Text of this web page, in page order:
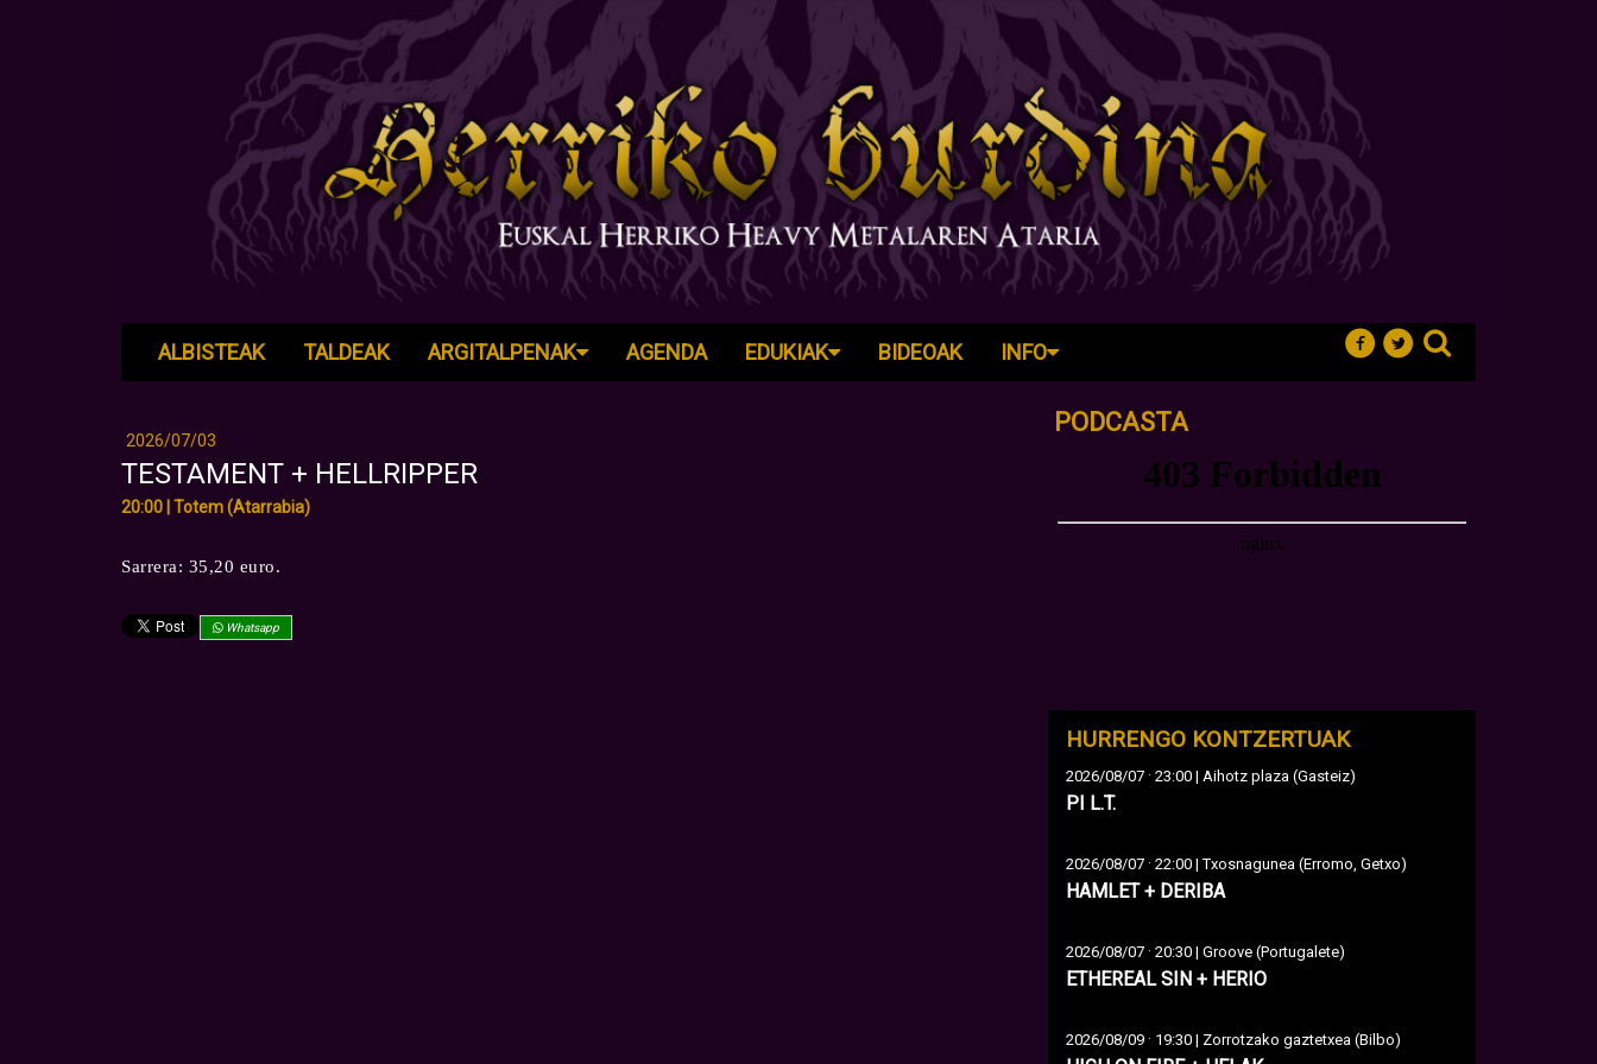
ALBISTEAK TALDEAK ARGITALPENAK AGENDA EDUKIAK BIDEOAK INFO
2026/07/03
TESTAMENT + HELLRIPPER
20:00 | Totem (Atarrabia)
Sarrera: 35,20 euro.
Whatsapp
PODCASTA
HURRENGO KONTZERTUAK
2026/08/07 · 23:00 | Aihotz plaza (Gasteiz)
PI L.T.
2026/08/07 · 22:00 | Txosnagunea (Erromo, Getxo)
HAMLET + DERIBA
2026/08/07 · 20:30 | Groove (Portugalete)
ETHEREAL SIN + HERIO
2026/08/09 · 19:30 | Zorrotzako gaztetxea (Bilbo)